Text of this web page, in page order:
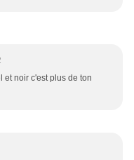
et noir c'est plus de ton